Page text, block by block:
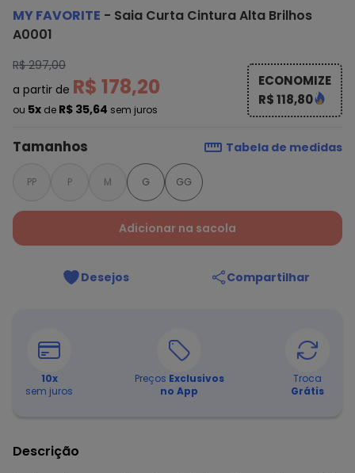
MY FAVORITE - Saia Curta Cintura Alta Brilhos
A0001
R$ 297,00
a partir de R$ 178,20
ou 5x de R$ 35,64 sem juros
ECONOMIZE
R$ 118,80
Tamanhos Tabela de medidas
PP P M G GG
Adicionar na sacola
Desejos Compartilhar
10x
sem juros
Preços Exclusivos
no App
Troca
Grátis
Descrição